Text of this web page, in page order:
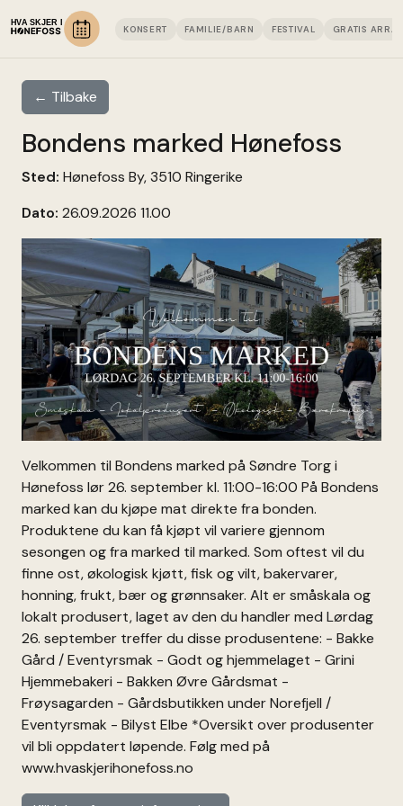
KONSERT FAMILIE/BARN FESTIVAL GRATIS
← Tilbake
Bondens marked Hønefoss
Sted: Hønefoss By, 3510 Ringerike
Dato: 26.09.2026 11.00
Velkommen til Bondens marked på Søndre Torg i
Hønefoss lør 26. september kl. 11:00-16:00 På Bondens
marked kan du kjøpe mat direkte fra bonden.
Produktene du kan få kjøpt vil variere gjennom
sesongen og fra marked til marked. Som oftest vil du
finne ost, økologisk kjøtt, fisk og vilt, bakervarer,
honning, frukt, bær og grønnsaker. Alt er småskala og
lokalt produsert, laget av den du handler med Lørdag
26. september treffer du disse produsentene: - Bakke
Gård / Eventyrsmak - Godt og hjemmelaget - Grini
Hjemmebakeri - Bakken Øvre Gårdsmat -
Frøysagarden - Gårdsbutikken under Norefjell /
Eventyrsmak - Bilyst Elbe *Oversikt over produsenter
vil bli oppdatert løpende. Følg med på
www.hvaskjerihonefoss.no